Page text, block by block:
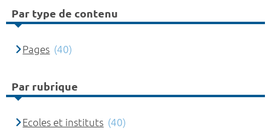
Par type de contenu
Pages (40)
Par rubrique
Ecoles et instituts (40)